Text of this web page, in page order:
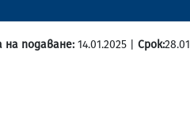
на подаване: 14.01.2025 | Срок: